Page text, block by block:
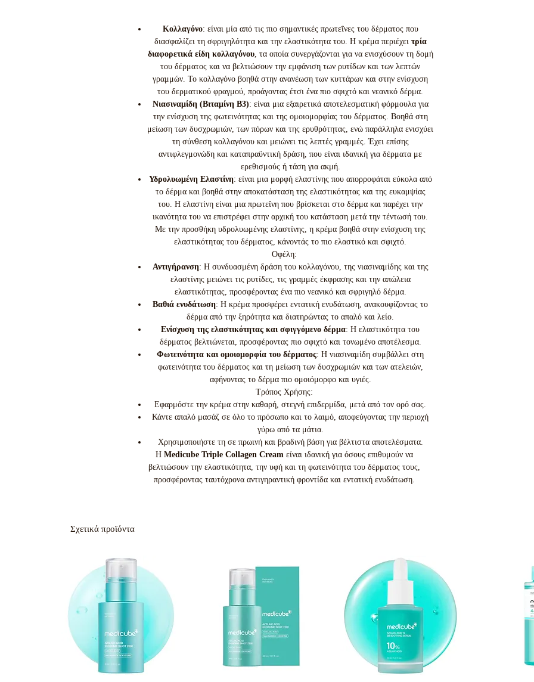
Κολλαγόνο: είναι μία από τις πιο σημαντικές πρωτεΐνες του δέρματος που
διασφαλίζει τη σφριγηλότητα και την ελαστικότητα του. Η κρέμα περιέχει τρία
διαφορετικά είδη κολλαγόνου, τα οποία συνεργάζονται για να ενισχύσουν τη δομή
του δέρματος και να βελτιώσουν την εμφάνιση των ρυτίδων και των λεπτών
γραμμών. Το κολλαγόνο βοηθά στην ανανέωση των κυττάρων και στην ενίσχυση
του δερματικού φραγμού, προάγοντας έτσι ένα πιο σφιχτό και νεανικό δέρμα.
Νιασιναμίδη (Βιταμίνη B3): είναι μια εξαιρετικά αποτελεσματική φόρμουλα για
την ενίσχυση της φωτεινότητας και της ομοιομορφίας του δέρματος. Βοηθά στη
μείωση των δυσχρωμιών, των πόρων και της ερυθρότητας, ενώ παράλληλα ενισχύει
τη σύνθεση κολλαγόνου και μειώνει τις λεπτές γραμμές. Έχει επίσης
αντιφλεγμονώδη και καταπραϋντική δράση, που είναι ιδανική για δέρματα με
ερεθισμούς ή τάση για ακμή.
Υδρολυωμένη Ελαστίνη: είναι μια μορφή ελαστίνης που απορροφάται εύκολα από
το δέρμα και βοηθά στην αποκατάσταση της ελαστικότητας και της ευκαμψίας
του. Η ελαστίνη είναι μια πρωτεΐνη που βρίσκεται στο δέρμα και παρέχει την
ικανότητα του να επιστρέφει στην αρχική του κατάσταση μετά την τέντωσή του.
Με την προσθήκη υδρολυωμένης ελαστίνης, η κρέμα βοηθά στην ενίσχυση της
ελαστικότητας του δέρματος, κάνοντάς το πιο ελαστικό και σφιχτό.
Οφέλη:
Αντιγήρανση: Η συνδυασμένη δράση του κολλαγόνου, της νιασιναμίδης και της
ελαστίνης μειώνει τις ρυτίδες, τις γραμμές έκφρασης και την απώλεια
ελαστικότητας, προσφέροντας ένα πιο νεανικό και σφριγηλό δέρμα.
Βαθιά ενυδάτωση: Η κρέμα προσφέρει εντατική ενυδάτωση, ανακουφίζοντας το
δέρμα από την ξηρότητα και διατηρώντας το απαλό και λείο.
Ενίσχυση της ελαστικότητας και σφιγγόμενο δέρμα: Η ελαστικότητα του
δέρματος βελτιώνεται, προσφέροντας πιο σφιχτό και τονωμένο αποτέλεσμα.
Φωτεινότητα και ομοιομορφία του δέρματος: Η νιασιναμίδη συμβάλλει στη
φωτεινότητα του δέρματος και τη μείωση των δυσχρωμιών και των ατελειών,
αφήνοντας το δέρμα πιο ομοιόμορφο και υγιές.
Τρόπος Χρήσης:
Εφαρμόστε την κρέμα στην καθαρή, στεγνή επιδερμίδα, μετά από τον ορό σας.
Κάντε απαλό μασάζ σε όλο το πρόσωπο και το λαιμό, αποφεύγοντας την περιοχή
γύρω από τα μάτια.
Χρησιμοποιήστε τη σε πρωινή και βραδινή βάση για βέλτιστα αποτελέσματα.
Η Medicube Triple Collagen Cream είναι ιδανική για όσους επιθυμούν να
βελτιώσουν την ελαστικότητα, την υφή και τη φωτεινότητα του δέρματος τους,
προσφέροντας ταυτόχρονα αντιγηραντική φροντίδα και εντατική ενυδάτωση.
Σχετικά προϊόντα